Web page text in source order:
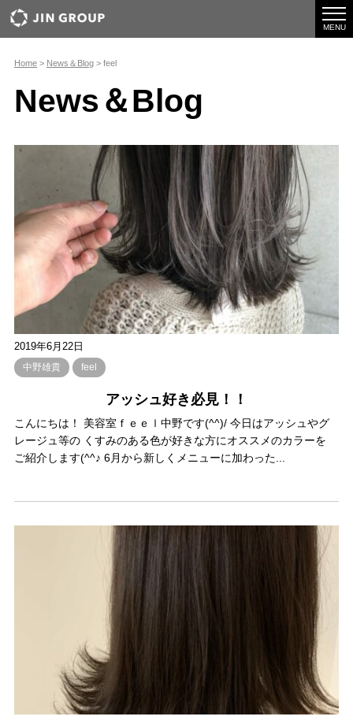
MENU
Home> News＆Blog> feel
News＆Blog
2019年6月22日
中野雄貴 feel
アッシュ好き必見！！
こんにちは！ 美容室ｆｅｅｌ中野です(^^)/ 今日はアッシュやグ
レージュ等の くすみのある色が好きな方にオススメのカラーを
ご紹介します(^^♪ 6月から新しくメニューに加わった...